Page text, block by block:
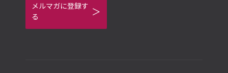
メルマガに登録す
る